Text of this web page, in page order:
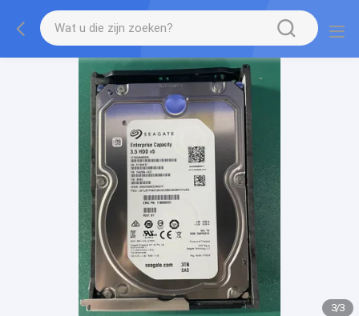
3/3